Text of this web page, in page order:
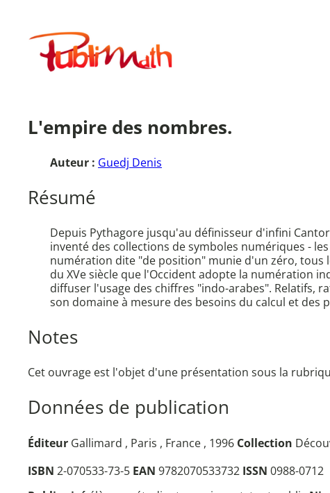
contenuPublimath
L'empire des nombres.
Auteur : Guedj Denis
Résumé
Depuis Pythagore jusqu'au définisseur d'infini
inventé des collections de symboles numériques -
numération dite "de position" munie d'un zéro, tous
du XVe siècle que l'Occident adopte la numération
diffuser l'usage des chiffres "indo-arabes". Relatifs,
son domaine à mesure des besoins du calcul et des
Notes
Cet ouvrage est l'objet d'une présentation sous la
Données de publication
Éditeur Gallimard , Paris , France , 1996 Collection
ISBN 2-070533-73-5 EAN 9782070533732 ISSN 0988-0712